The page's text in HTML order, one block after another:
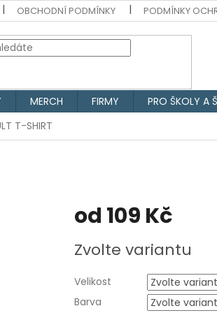
OBCHODNÍ PODMÍNKY PODMÍNKY
MERCH FIRMY PRO ŠKOLY A
T-SHIRT
od 109 Kč
cena:
Zvolte variantu
Velikost
Barva